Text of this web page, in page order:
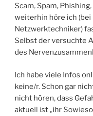
Scam, Spam,
weiterhin höre ich
Netzwerktechniker)
Selbst der versuchte
des
Ich habe viele Infos
keine/r. Schon gar
nicht hören, dass
aktuell ist „ihr